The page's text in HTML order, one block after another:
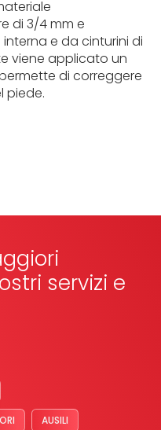
di 3/4 mm e
e da cinturini di
viene applicato un
di correggere
piede.
servizi e
AUSILI